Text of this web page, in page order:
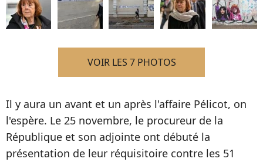
VOIR LES 7 PHOTOS
Il y aura un avant et un après l'affaire Pélicot, on
l'espère. Le 25 novembre, le procureur de la
République et son adjointe ont débuté la
présentation de leur réquisitoire contre les 51